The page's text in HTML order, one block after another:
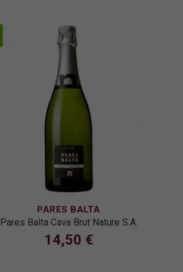
PARES BALTA
Pares Balta Cava Brut Nature S.A.
14,50 €